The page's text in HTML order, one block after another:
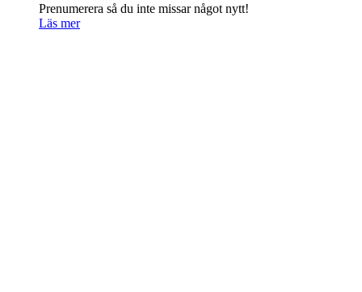
Prenumerera så du inte missar något nytt!
Läs mer